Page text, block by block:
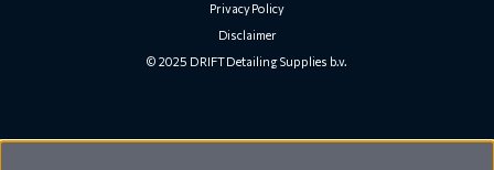
Privacy Policy
Disclaimer
© 2025 DRIFT Detailing Supplies b.v.